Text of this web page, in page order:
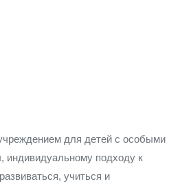
для детей с особыми
индивидуальному подходу к
учиться и